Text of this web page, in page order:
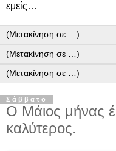
εμείς…
Σάββατο
Ο Μάιος μήνας
καλύτερος.